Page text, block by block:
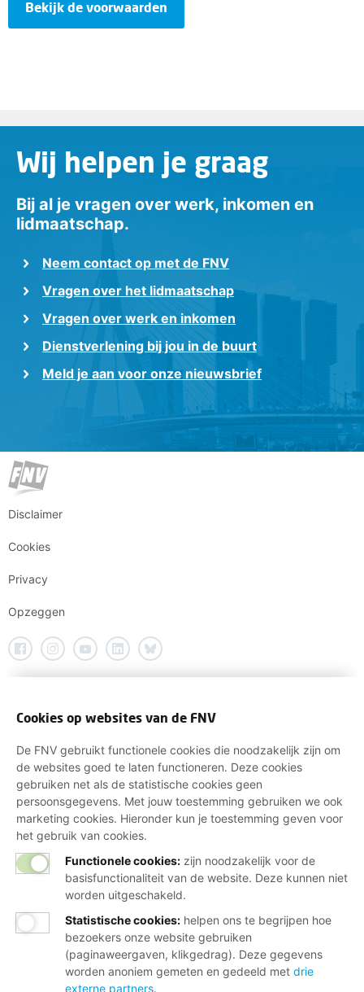
Bekijk de voorwaarden
Wij helpen je graag
Bij al je vragen over werk, inkomen en
lidmaatschap.
Neem contact op met de FNV
Vragen over het lidmaatschap
Vragen over werk en inkomen
Dienstverlening bij jou in de buurt
Meld je aan voor onze nieuwsbrief
Disclaimer
Cookies
Privacy
Opzeggen
Cookies op websites van de FNV
De FNV gebruikt functionele cookies die noodzakelijk zijn om
de websites goed te laten functioneren. Deze cookies
gebruiken net als de statistische cookies geen
persoonsgegevens. Met jouw toestemming gebruiken we ook
marketing cookies. Hieronder kun je toestemming geven voor
het gebruik van cookies.
Functionele cookies: zijn noodzakelijk voor de
basisfunctionaliteit van de website. Deze kunnen niet
worden uitgeschakeld.
Statistische cookies: helpen ons te begrijpen hoe
bezoekers onze website gebruiken
(paginaweergaven, klikgedrag). Deze gegevens
worden anoniem gemeten en gedeeld met drie
externe partners.